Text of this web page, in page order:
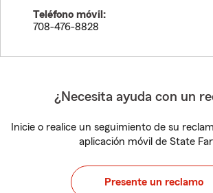
Teléfono móvil:
708-476-8828
¿Necesita ayuda con un
Inicie o realice un seguimiento de su
aplicación móvil de State
Presente un reclamo